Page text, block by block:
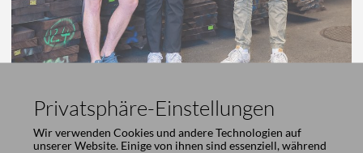
Privatsphäre-Einstellungen
Wir verwenden Cookies und andere Technologien auf
unserer Website. Einige von ihnen sind essenziell, während
Girsberger AG, Bützberg
Jonas Pfister, Schreiner EFZ